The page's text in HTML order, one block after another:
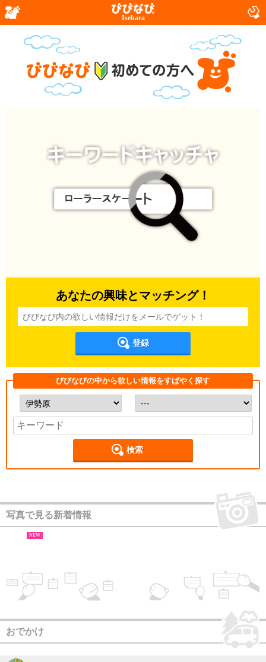
Isehara
あなたの興味とマッチング！
登録
びびなびの中から欲しい情報をすばやく探す
検索
写真で見る新着情報
NEW
おでかけ